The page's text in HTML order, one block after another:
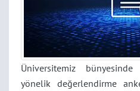
Üniversitemiz
yönelik değerlendirme